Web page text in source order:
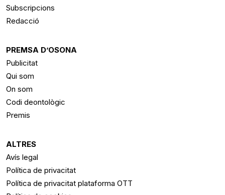
Subscripcions
Redacció
PREMSA D’OSONA
Publicitat
Qui som
On som
Codi deontològic
Premis
ALTRES
Avís legal
Política de privacitat
Política de privacitat plataforma OTT